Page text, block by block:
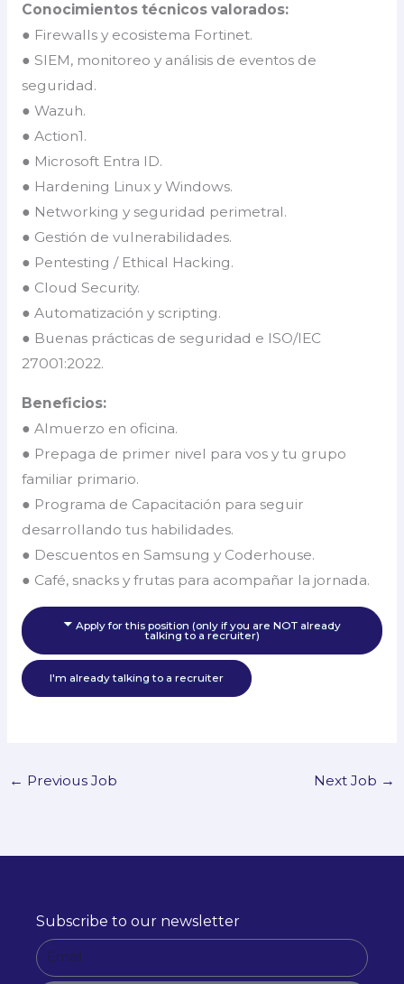
Conocimientos técnicos valorados:
● Firewalls y ecosistema Fortinet.
● SIEM, monitoreo y análisis de eventos de
seguridad.
● Wazuh.
● Action1.
● Microsoft Entra ID.
● Hardening Linux y Windows.
● Networking y seguridad perimetral.
● Gestión de vulnerabilidades.
● Pentesting / Ethical Hacking.
● Cloud Security.
● Automatización y scripting.
● Buenas prácticas de seguridad e ISO/IEC
27001:2022.
Beneficios:
● Almuerzo en oficina.
● Prepaga de primer nivel para vos y tu grupo
familiar primario.
● Programa de Capacitación para seguir
desarrollando tus habilidades.
● Descuentos en Samsung y Coderhouse.
● Café, snacks y frutas para acompañar la jornada.
Apply for this position (only if you are NOT already
talking to a recruiter)
I'm already talking to a recruiter
← Previous Job Next Job →
Subscribe to our newsletter
E
m